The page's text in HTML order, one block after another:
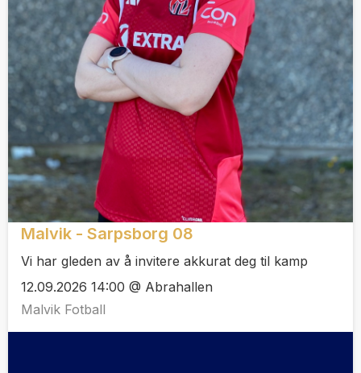
Malvik - Sarpsborg 08
Vi har gleden av å invitere akkurat deg til kamp
12.09.2026 14:00 @ Abrahallen
Malvik Fotball